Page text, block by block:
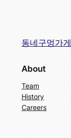
동네구멍가게
About
Team
History
Careers